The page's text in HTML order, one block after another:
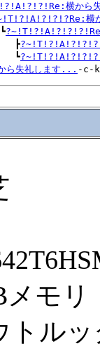
横から
横
┣
┗
ら失礼します... -c-
モリ
トル